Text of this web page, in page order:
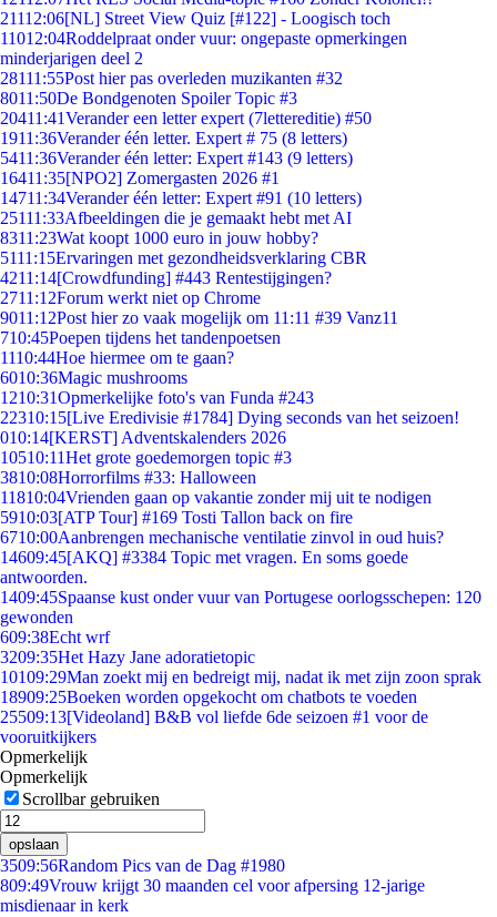
21112:06[NL] Street View Quiz [#122] - Loogisch toch
11012:04Roddelpraat onder vuur: ongepaste opmerkingen
minderjarigen deel 2
28111:55Post hier pas overleden muzikanten #32
8011:50De Bondgenoten Spoiler Topic #3
20411:41Verander een letter expert (7lettereditie) #50
1911:36Verander één letter. Expert # 75 (8 letters)
5411:36Verander één letter: Expert #143 (9 letters)
16411:35[NPO2] Zomergasten 2026 #1
14711:34Verander één letter: Expert #91 (10 letters)
25111:33Afbeeldingen die je gemaakt hebt met AI
8311:23Wat koopt 1000 euro in jouw hobby?
5111:15Ervaringen met gezondheidsverklaring CBR
4211:14[Crowdfunding] #443 Rentestijgingen?
2711:12Forum werkt niet op Chrome
9011:12Post hier zo vaak mogelijk om 11:11 #39 Vanz11
710:45Poepen tijdens het tandenpoetsen
1110:44Hoe hiermee om te gaan?
6010:36Magic mushrooms
1210:31Opmerkelijke foto's van Funda #243
22310:15[Live Eredivisie #1784] Dying seconds van het seizoen!
010:14[KERST] Adventskalenders 2026
10510:11Het grote goedemorgen topic #3
3810:08Horrorfilms #33: Halloween
11810:04Vrienden gaan op vakantie zonder mij uit te nodigen
5910:03[ATP Tour] #169 Tosti Tallon back on fire
6710:00Aanbrengen mechanische ventilatie zinvol in oud huis?
14609:45[AKQ] #3384 Topic met vragen. En soms goede
antwoorden.
1409:45Spaanse kust onder vuur van Portugese oorlogsschepen: 120
gewonden
609:38Echt wrf
3209:35Het Hazy Jane adoratietopic
10109:29Man zoekt mij en bedreigt mij, nadat ik met zijn zoon sprak
18909:25Boeken worden opgekocht om chatbots te voeden
25509:13[Videoland] B&B vol liefde 6de seizoen #1 voor de
vooruitkijkers
Opmerkelijk
Opmerkelijk
Scrollbar gebruiken
opslaan
3509:56Random Pics van de Dag #1980
809:49Vrouw krijgt 30 maanden cel voor afpersing 12-jarige
misdienaar in kerk